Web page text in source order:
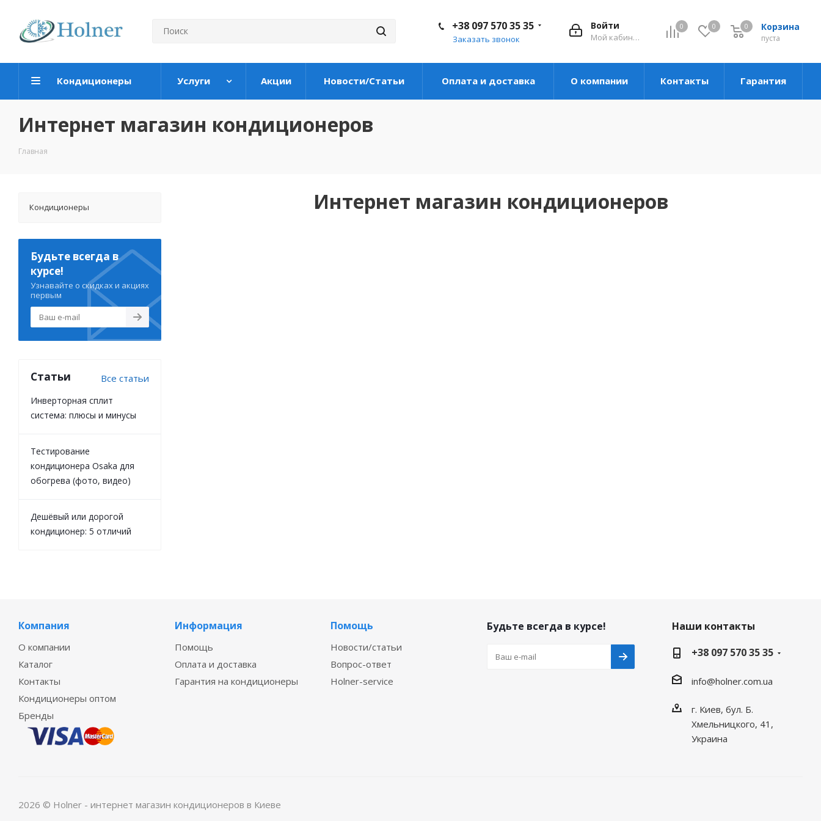
0 0 Корзина
пуста
0
Войти
Мой кабинет
+38 097 570 35 35
Заказать звонок
Кондиционеры Услуги Акции Новости/Статьи Оплата и доставка О компании Контакты Гарантия
Интернет магазин кондиционеров
Главная
Интернет магазин кондиционеров
Кондиционеры
Будьте всегда в
курсе!
Узнавайте о скидках и акциях
первым
Статьи Все статьи
Инверторная сплит
система: плюсы и минусы
Тестирование
кондиционера Osaka для
обогрева (фото, видео)
Дешёвый или дорогой
кондиционер: 5 отличий
Компания
О компании
Каталог
Контакты
Кондиционеры оптом
Бренды
Информация
Помощь
Оплата и доставка
Гарантия на кондиционеры
Помощь
Новости/статьи
Вопрос-ответ
Holner-service
Будьте всегда в курсе!
Наши контакты
+38 097 570 35 35
info@holner.com.ua
г. Киев, бул. Б.
Хмельницкого, 41,
Украина
2026 © Holner - интернет магазин кондиционеров в Киеве